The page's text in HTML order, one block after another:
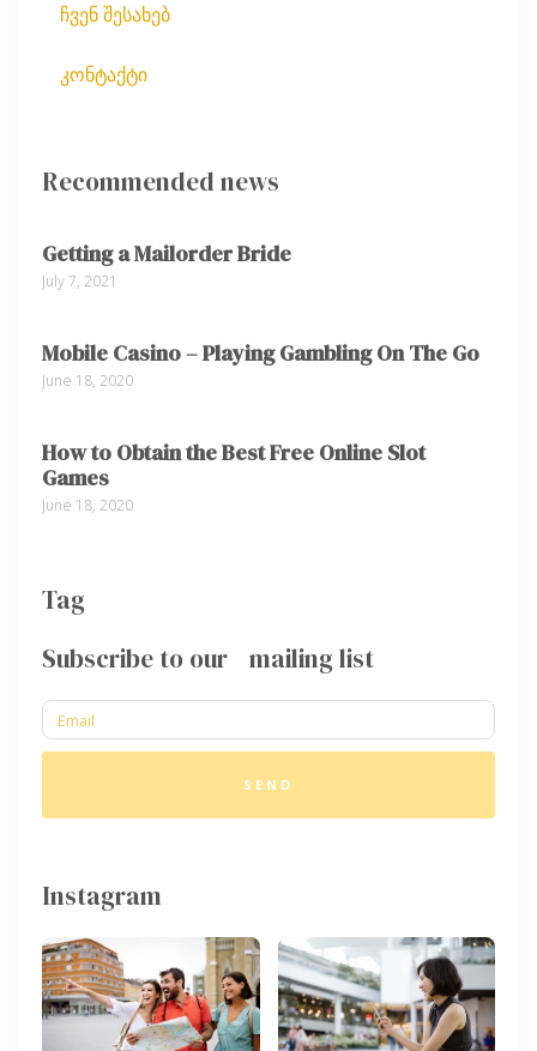
ჩვენ შესახებ
კონტაქტი
Recommended news
Getting a Mailorder Bride
July 7, 2021
Mobile Casino – Playing Gambling On The Go
June 18, 2020
How to Obtain the Best Free Online Slot
Games
June 18, 2020
Tag
Subscribe to our mailing list
SEND
Instagram